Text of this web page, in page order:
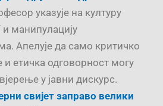
указује на културу
и манипулацију
Апелује да само критичко
етичка одговорност могу
у јавни дискурс.
свијет заправо велики